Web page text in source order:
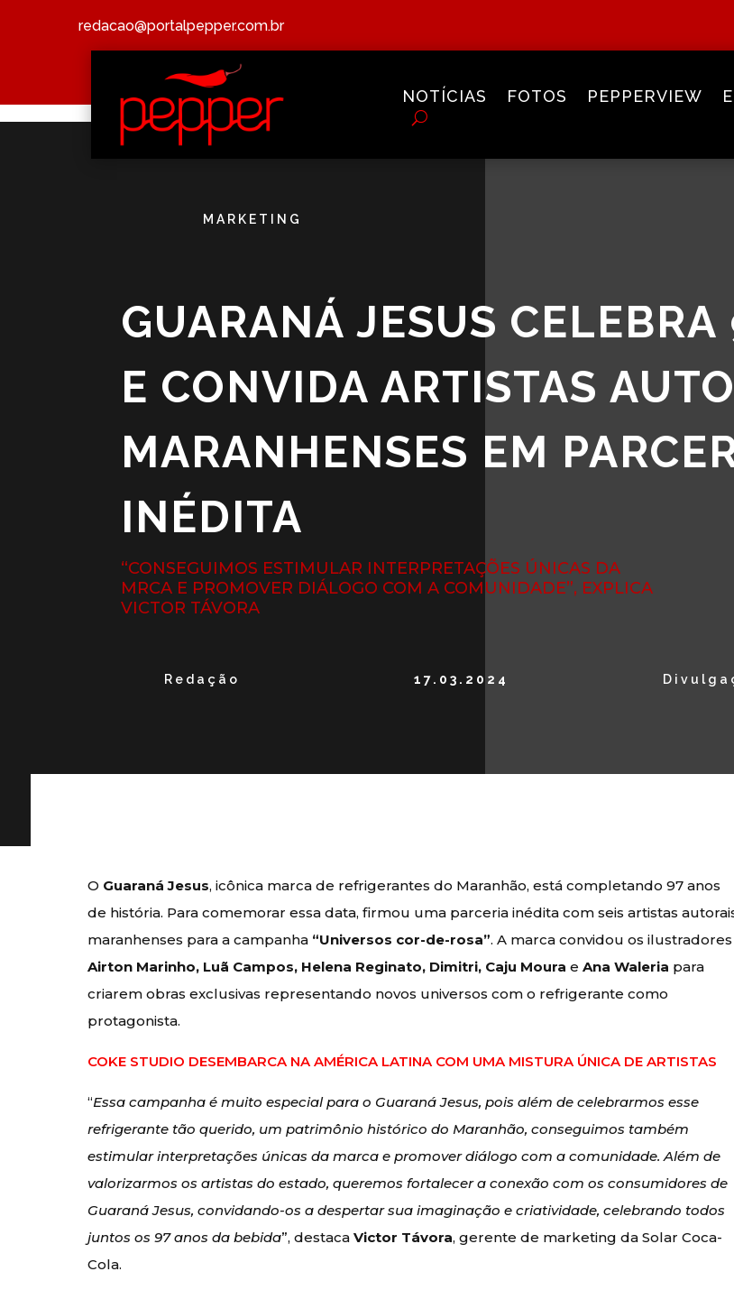
redacao@portalpepper.com.br
NOTÍCIAS FOTOS PEPPERVIEW
MARKETING
GUARANÁ JESUS
E CONVIDA ARTISTAS
MARANHENSES EM
INÉDITA
“CONSEGUIMOS ESTIMULAR INTERPRETAÇÕES ÚNICAS DA
MRCA E PROMOVER DIÁLOGO COM A COMUNIDADE”, EXPLICA
VICTOR TÁVORA
Redação 17.03.2024
O Guaraná Jesus, icônica marca de refrigerantes do Maranhão, está completando 97 anos
de história. Para comemorar essa data, firmou uma parceria inédita com seis artistas
maranhenses para a campanha “Universos cor-de-rosa”. A marca convidou os ilustradores
Airton Marinho, Luã Campos, Helena Reginato, Dimitri, Caju Moura eAna Waleria para
criarem obras exclusivas representando novos universos com o refrigerante como
protagonista.
COKE STUDIO DESEMBARCA NA AMÉRICA LATINA COM UMA MISTURA ÚNICA DE ARTISTAS
“Essa campanha é muito especial para o Guaraná Jesus, pois além de celebrarmos esse
refrigerante tão querido, um patrimônio histórico do Maranhão, conseguimos também
estimular interpretações únicas da marca e promover diálogo com a comunidade. Além de
valorizarmos os artistas do estado, queremos fortalecer a conexão com os consumidores de
Guaraná Jesus, convidando-os a despertar sua imaginação e criatividade, celebrando todos
juntos os 97 anos da bebida”, destacaVictor Távora, gerente de marketing da Solar Coca-
Cola.